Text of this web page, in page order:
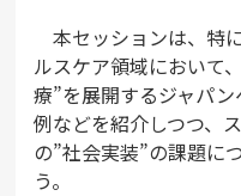
本セッションは、特
ルスケア領域において
療”を展開するジャパ
例などを紹介しつつ、
の”社会実装”の課題に
う。